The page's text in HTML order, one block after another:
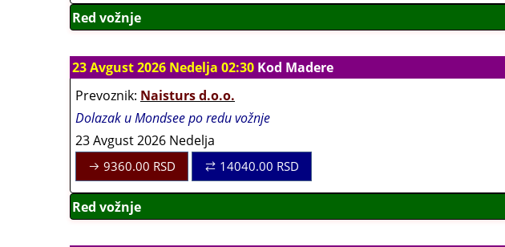
Red vožnje
23 Avgust 2026 Nedelja 02:30 Kod Madere
Prevoznik: Naisturs d.o.o.
Dolazak u Mondsee po redu vožnje
23 Avgust 2026 Nedelja
9360.00 RSD 14040.00 RSD
Red vožnje